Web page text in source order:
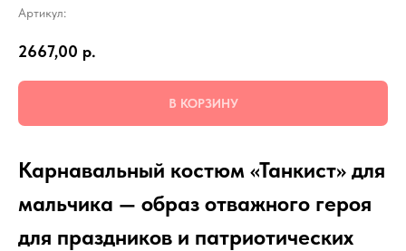
Артикул:
2667,00 р.
В КОРЗИНУ
Карнавальный костюм «Танкист» для
мальчика — образ отважного героя
для праздников и патриотических